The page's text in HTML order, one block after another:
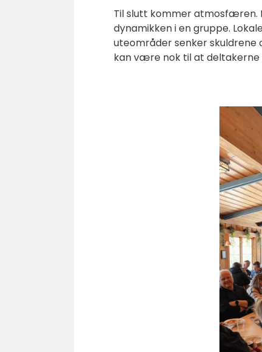
Til slutt kommer atmosfæren.
dynamikken i en gruppe.
uteområder senker
kan være nok til at deltakerne